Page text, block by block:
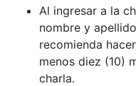
Al ingresar a la
nombre y
recomienda
menos diez (10)
charla.